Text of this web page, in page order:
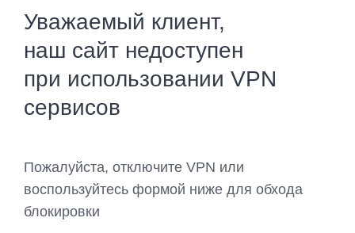
Уважаемый клиент,
наш сайт недоступен
при использовании VPN
сервисов
Пожалуйста, отключите VPN или
воспользуйтесь формой ниже для обхода
блокировки